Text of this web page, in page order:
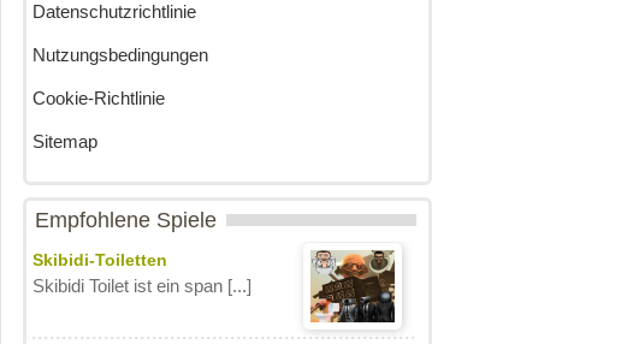
Datenschutzrichtlinie
Nutzungsbedingungen
Cookie-Richtlinie
Sitemap
Empfohlene Spiele
Skibidi-Toiletten
Skibidi Toilet ist ein span [...]